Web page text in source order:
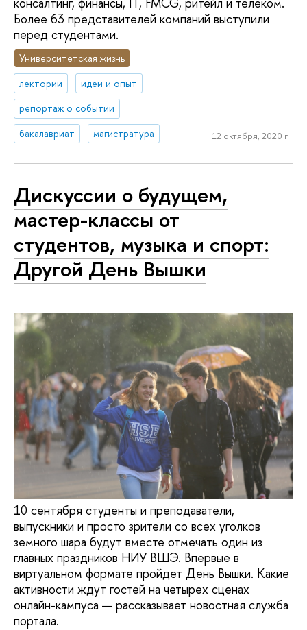
Более 63 представителей компаний выступили
перед студентами.
Университетская жизнь
лектории
идеи и опыт
репортаж о событии
бакалавриат
магистратура 12 октября, 2020 г.
Дискуссии о будущем,
мастер-классы от
студентов, музыка и спорт:
Другой День Вышки
10 сентября студенты и преподаватели,
выпускники и просто зрители со всех уголков
земного шара будут вместе отмечать один из
главных праздников НИУ ВШЭ. Впервые в
виртуальном формате пройдет День Вышки. Какие
активности ждут гостей на четырех сценах
онлайн-кампуса — рассказывает новостная служба
портала.